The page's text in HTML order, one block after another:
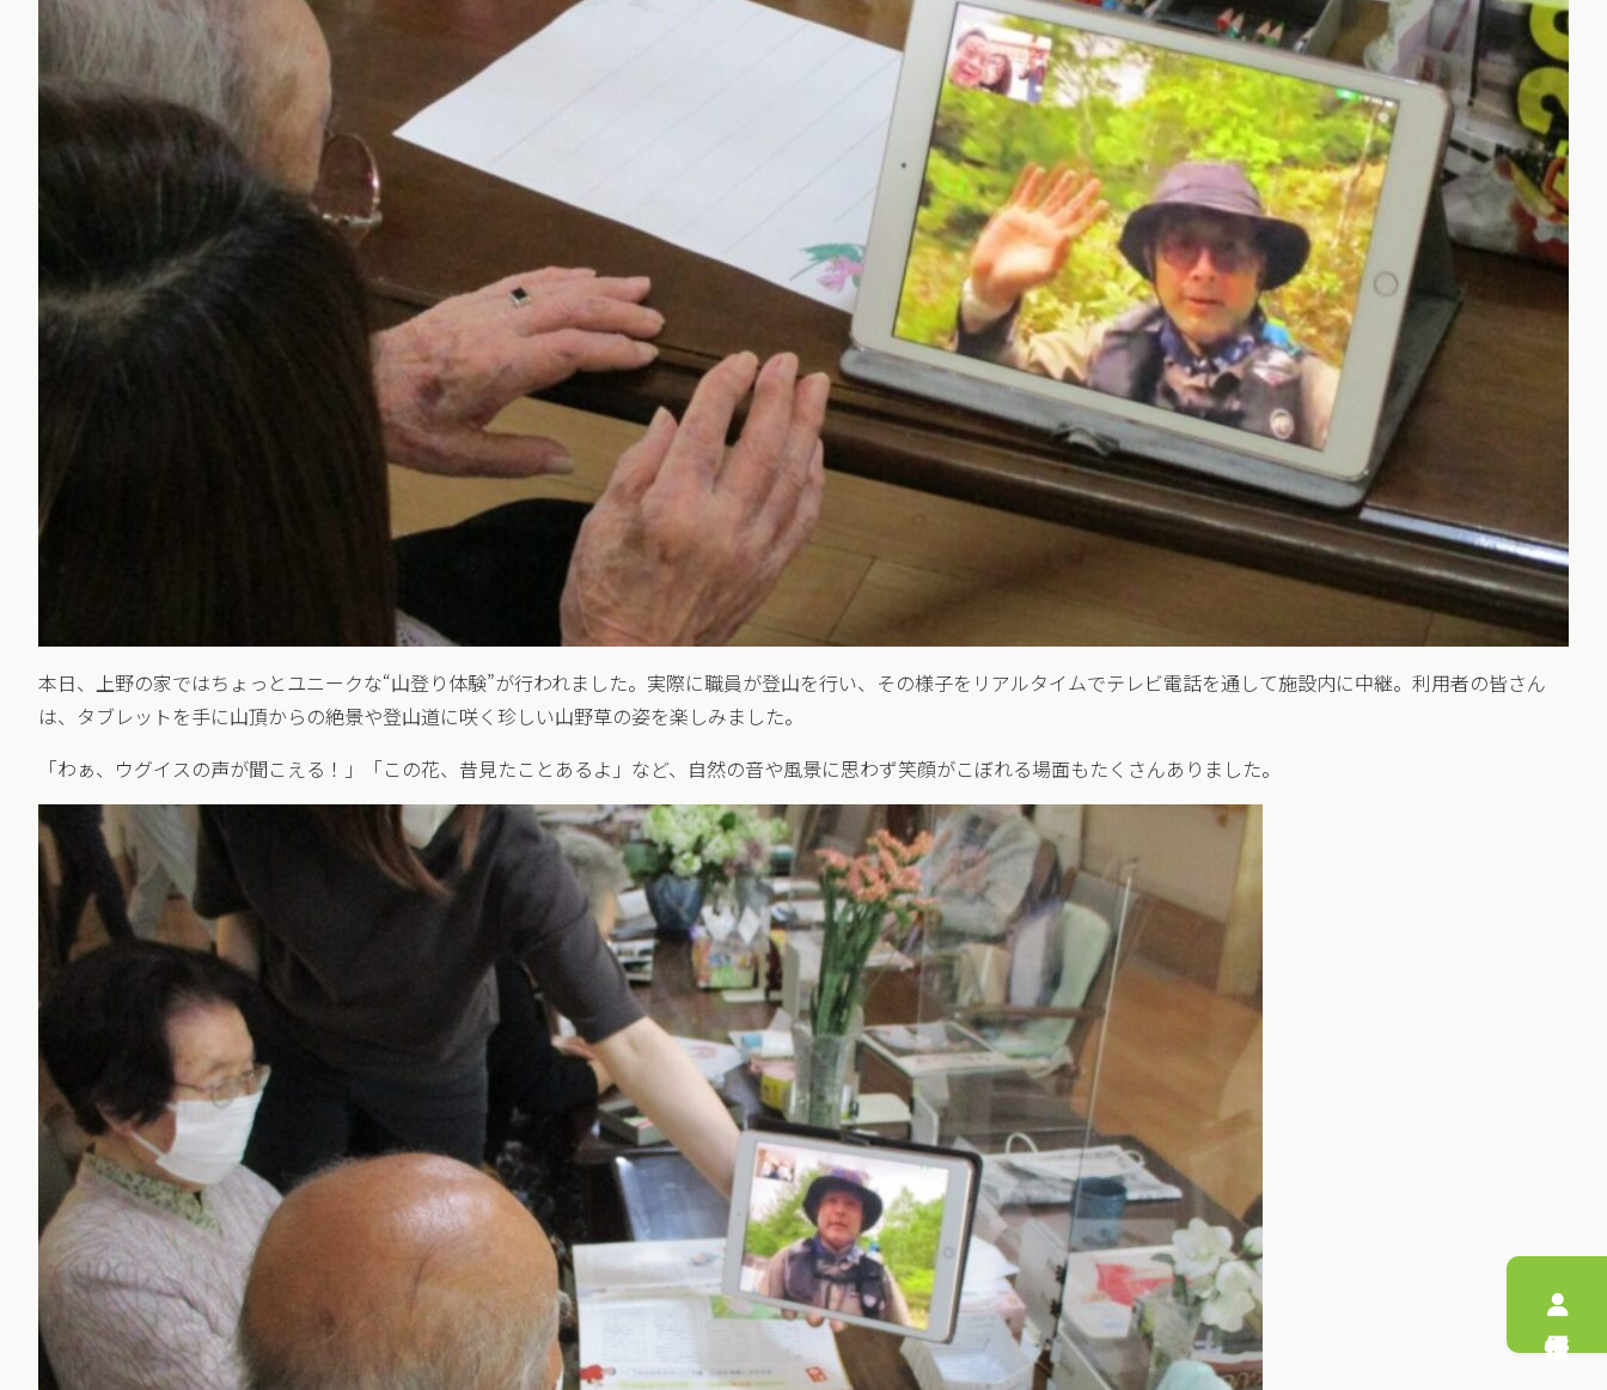
本日、上野の家ではちょっとユニークな“山登り体験”が行われました。実際に職員が登山を行い、その様子をリアルタイムでテレビ電話を通して施設内に中継。利用者の皆さん
は、タブレットを手に山頂からの絶景や登山道に咲く珍しい山野草の姿を楽しみました。
「わぁ、ウグイスの声が聞こえる！」「この花、昔見たことあるよ」など、自然の音や風景に思わず笑顔がこぼれる場面もたくさんありました。